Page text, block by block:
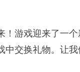
！游戏迎来了一
中交换礼物。让